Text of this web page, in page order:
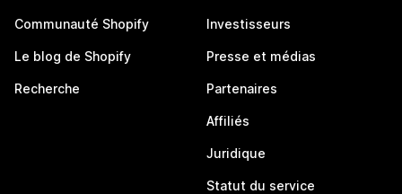
Communauté Shopify
Le blog de Shopify
Recherche
Investisseurs
Presse et médias
Partenaires
Affiliés
Juridique
Statut du service